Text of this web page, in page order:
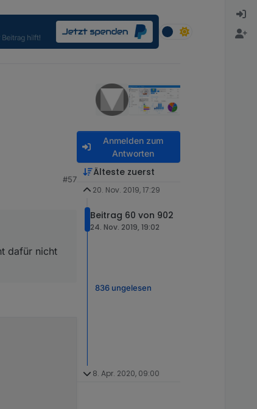
Wäre nett
so?
#57
dafür nicht
Anmelden zum
Antworten
Älteste zuerst
20. Nov. 2019, 17:29
Beitrag 60 von 902
24. Nov. 2019, 19:02
836 ungelesen
8. Apr. 2020, 09:00